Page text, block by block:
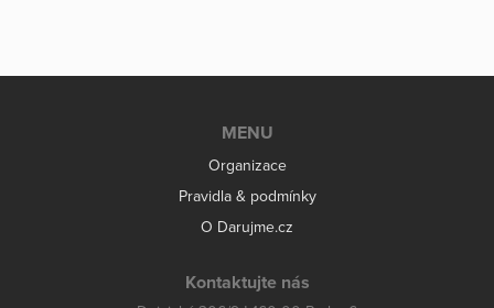
MENU
Organizace
Pravidla & podmínky
O Darujme.cz
Kontaktujte nás